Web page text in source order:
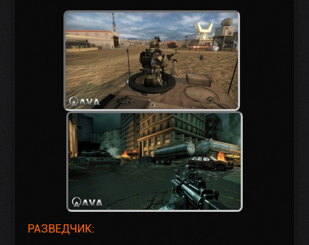
РАЗВЕДЧИК: